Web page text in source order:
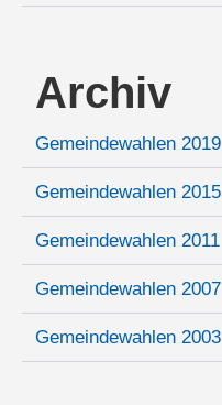
Archiv
Gemeindewahlen 2019
Gemeindewahlen 2015
Gemeindewahlen 2011
Gemeindewahlen 2007
Gemeindewahlen 2003